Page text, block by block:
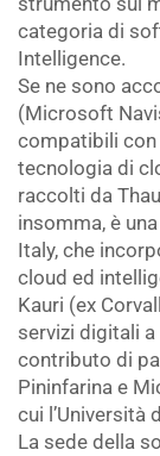
categoria di
Intelligence.
Se ne sono
(Microsoft
compatibili con
tecnologia di
raccolti da
insomma, è
Italy, che
cloud ed
Kauri (ex
servizi digitali
contributo di
Pininfarina e
cui l’Università
La sede della